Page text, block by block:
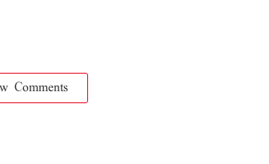
Comments